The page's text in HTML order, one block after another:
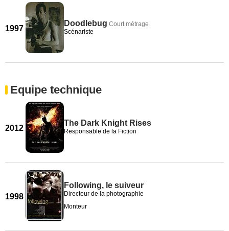
1997
Doodlebug Court métrage
Scénariste
Equipe technique
2012
The Dark Knight Rises
Responsable de la Fiction
1998
Following, le suiveur
Directeur de la photographie
Monteur